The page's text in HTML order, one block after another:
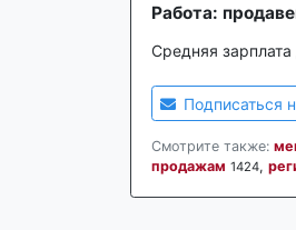
Работа:
Средняя
Подписаться
Смотрите также:
продажам 1424,